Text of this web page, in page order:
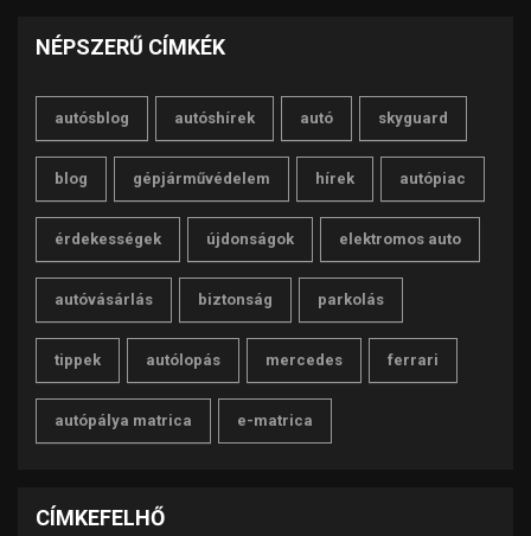
NÉPSZERŰ CÍMKÉK
autósblog autóshírek autó skyguard
blog gépjárművédelem hírek autópiac
érdekességek újdonságok elektromos auto
autóvásárlás biztonság parkolás
tippek autólopás mercedes ferrari
autópálya matrica e-matrica
CÍMKEFELHŐ